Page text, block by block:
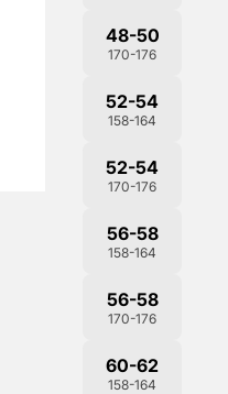
48-50
170-176
52-54
158-164
52-54
170-176
56-58
158-164
56-58
170-176
60-62
158-164